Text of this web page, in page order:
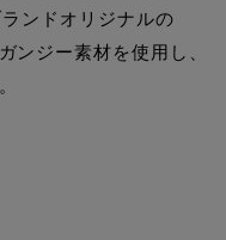
ンドオリジナルの
ンジー素材を使用し、